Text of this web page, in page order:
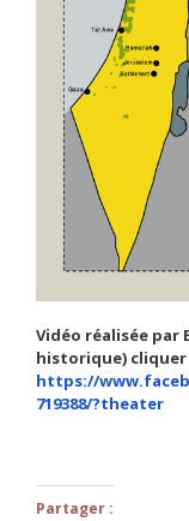
Vidéo réalisée par
historique) cliquer
https://
719388/?theater
Partager :